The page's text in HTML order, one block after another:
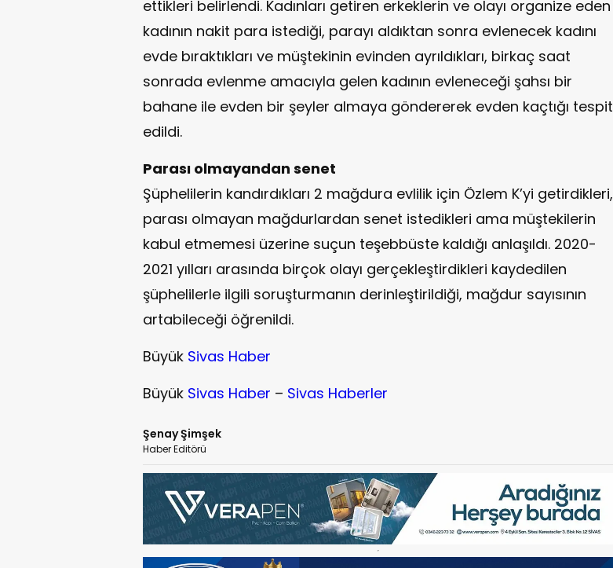
ettikleri belirlendi. Kadınları getiren erkeklerin ve olayı organize eden
kadının nakit para istediği, parayı aldıktan sonra evlenecek kadını
evde bıraktıkları ve müştekinin evinden ayrıldıkları, birkaç saat
sonrada evlenme amacıyla gelen kadının evleneceği şahsı bir
bahane ile evden bir şeyler almaya göndererek evden kaçtığı tespit
edildi.
Parası olmayandan senet
Şüphelilerin kandırdıkları 2 mağdura evlilik için Özlem K’yi getirdikleri,
parası olmayan mağdurlardan senet istedikleri ama müştekilerin
kabul etmemesi üzerine suçun teşebbüste kaldığı anlaşıldı. 2020-
2021 yılları arasında birçok olayı gerçekleştirdikleri kaydedilen
şüphelilerle ilgili soruşturmanın derinleştirildiği, mağdur sayısının
artabileceği öğrenildi.
Büyük Sivas Haber
Büyük Sivas Haber – Sivas Haberler
Şenay Şimşek
Haber Editörü